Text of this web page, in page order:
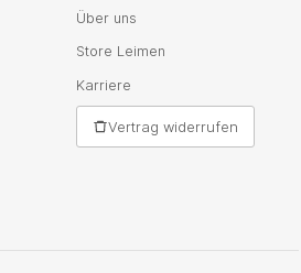
Über uns
Store Leimen
Karriere
Vertrag widerrufen